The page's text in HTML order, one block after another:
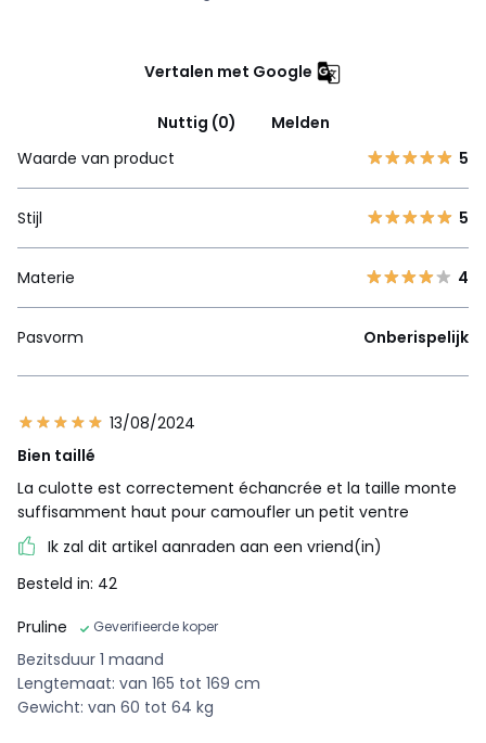
Vertalen met Google
Nuttig (0)
Melden
Waarde van product
5
Stijl 5
Materie 4
Pasvorm Onberispelijk
13/08/2024
Bien taillé
La culotte est correctement échancrée et la taille monte
suffisamment haut pour camoufler un petit ventre
Ik zal dit artikel aanraden aan een vriend(in)
Besteld in: 42
Pruline
Geverifieerde koper
Bezitsduur 1 maand
Lengtemaat: van 165 tot 169 cm
Gewicht: van 60 tot 64 kg